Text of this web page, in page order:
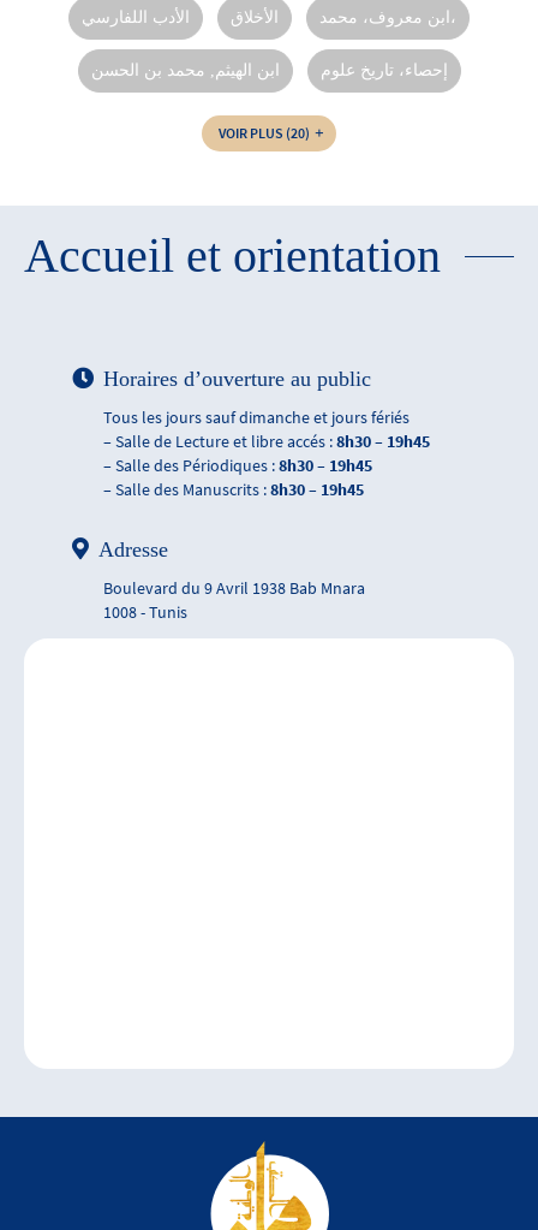
الأدب اللفارسي الأخلاق ابن معروف، محمد،
ابن الهيثم‏, ‏محمد بن الحسن‏‏ إحصاء، تاريخ علوم
VOIR PLUS (20)
Accueil et orientation
Horaires d’ouverture au public
Tous les jours sauf dimanche et jours fériés
– Salle de Lecture et libre accés :8h30 – 19h45
– Salle des Périodiques :8h30 – 19h45
– Salle des Manuscrits :8h30 – 19h45
Adresse
Boulevard du 9 Avril 1938 Bab Mnara
1008 - Tunis